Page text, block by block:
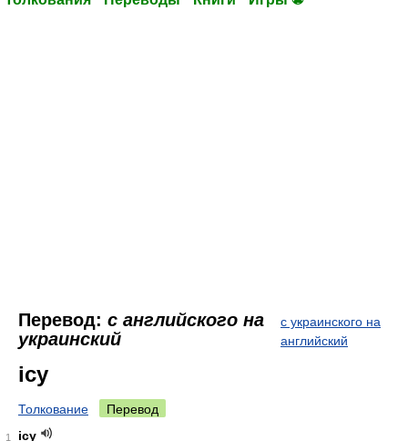
Перевод: с английского на
украинский
с украинского на
английский
icy
Толкование Перевод
1
icy